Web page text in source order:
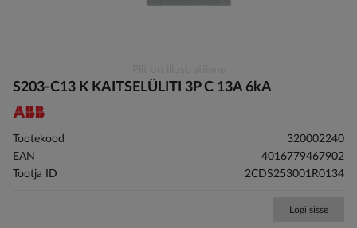
to
beginning
of
gallery
S203-C13 K KAITSELÜLITI 3P C 13A 6kA
Tootekood
320002240
EAN
4016779467902
Tootja ID
2CDS253001R0134
Logi sisse